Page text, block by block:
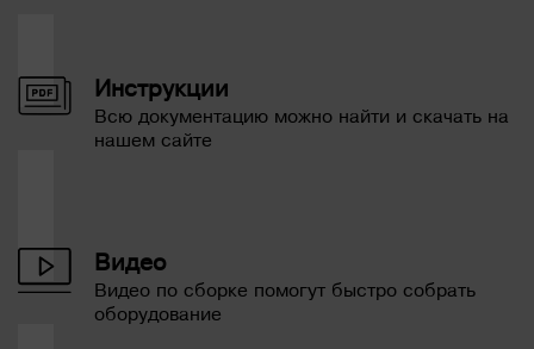
Инструкции
Всю документацию можно найти и скачать на
нашем сайте
Видео
Видео по сборке помогут быстро собрать
оборудование